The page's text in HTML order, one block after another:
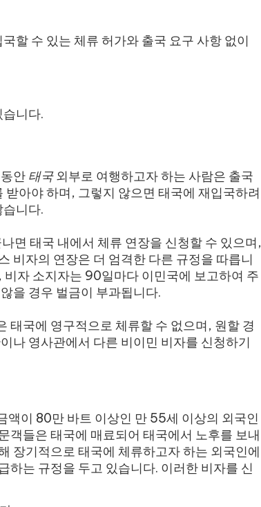
할 수 있는 체류 허가와 출국 요구 사항 없이
니다.
안 태국외부로 여행하고자 하는 사람은 출국
아야 하며, 그렇지 않으면 태국에 재입국하려
니다.
면 태국 내에서 체류 연장을 신청할 수 있으며,
비자의 연장은 더 엄격한 다른 규정을 따릅니
자 소지자는 90일마다 이민국에 보고하여 주
을 경우 벌금이 부과됩니다.
태국에 영구적으로 체류할 수 없으며, 원할 경
나 영사관에서 다른 비이민 비자를 신청하기
액이 80만 바트 이상인 만 55세 이상의 외국인
객들은 태국에 매료되어 태국에서 노후를 보내
장기적으로 태국에 체류하고자 하는 외국인에
하는 규정을 두고 있습니다. 이러한 비자를 신